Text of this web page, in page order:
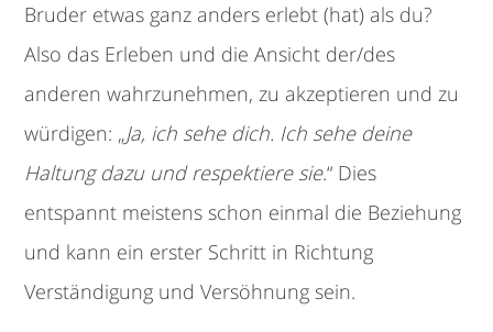
Bruder etwas ganz anders erlebt (hat) als du?
Also das Erleben und die Ansicht der/des
anderen wahrzunehmen, zu akzeptieren und zu
würdigen: „Ja, ich sehe dich. Ich sehe deine
Haltung dazu und respektiere sie.“ Dies
entspannt meistens schon einmal die Beziehung
und kann ein erster Schritt in Richtung
Verständigung und Versöhnung sein.